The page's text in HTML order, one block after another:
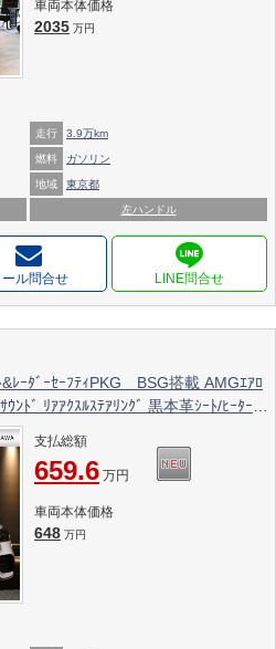
車両本体価格
2035 万円
走行 3.9万km
燃料 ガソリン
地域 東京都
左ハンドル
ール問合せ
ﾚｰﾀﾞｰｾｰﾌﾃｨPKG BSG搭載 AMGｴｱﾛ
ﾝﾄﾞ ﾘｱｱｸｽﾙｽﾃｱﾘﾝｸﾞ 黒本革ｼｰﾄ/ﾋｰﾀｰ/
ｶﾒﾗ Burmester HUD 前後ﾄﾞﾗﾚｺ
支払総額
659.6 万円
車両本体価格
648 万円